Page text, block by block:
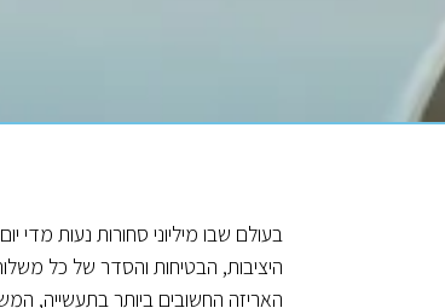
בעולם שבו מיליוני סחורות נעות
היציבות, הבטיחות והסדר של כל
האריזה החשובים ביותר בתעשייה,